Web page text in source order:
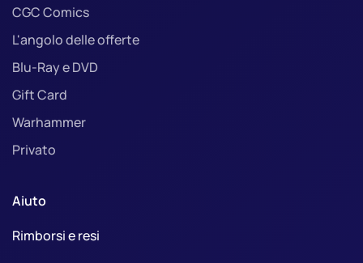
CGC Comics
L'angolo delle offerte
Blu-Ray e DVD
Gift Card
Warhammer
Privato
Aiuto
Rimborsi e resi